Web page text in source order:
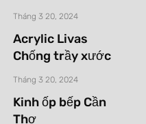
Tháng 3 20, 2024
Acrylic Livas
Chống trầy xước
Tháng 3 20, 2024
Kinh ốp bếp Cần
Thơ